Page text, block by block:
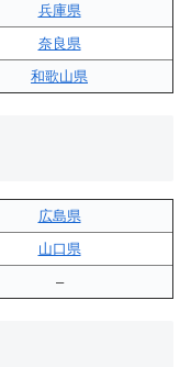
兵庫県
奈良県
和歌山県
広島県
山口県
–